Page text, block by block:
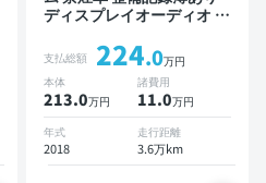
ディスプレイオーディオ ※
クルーズ ワイヤレスキー
スマートキー ETC 電動バ
ックドア バックモニター
ドライブレコーダー 衝突軽
減
支払総額 224.0万円
本体
213.0万円
諸費用
11.0万円
年式
2018
走行距離
3.6万km